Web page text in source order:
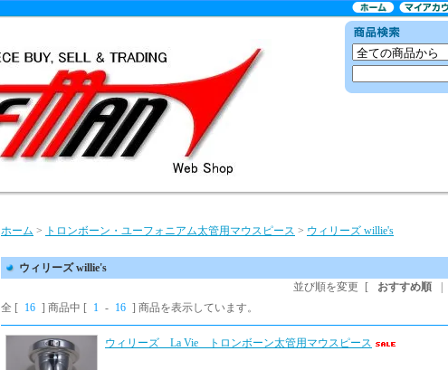
ホーム > トロンボーン・ユーフォニアム太管用マウスピース > ウィリーズ willie's
ウィリーズ willie's
並び順を変更
[ おすすめ順
全 [ 16 ] 商品中 [ 1 - 16 ] 商品を表示しています。
ウィリーズ La Vie トロンボーン太管用マウスピース